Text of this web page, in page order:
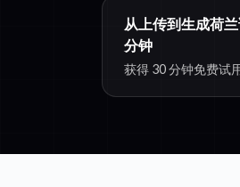
从上传到生成荷
分钟
获得 30 分钟免费试